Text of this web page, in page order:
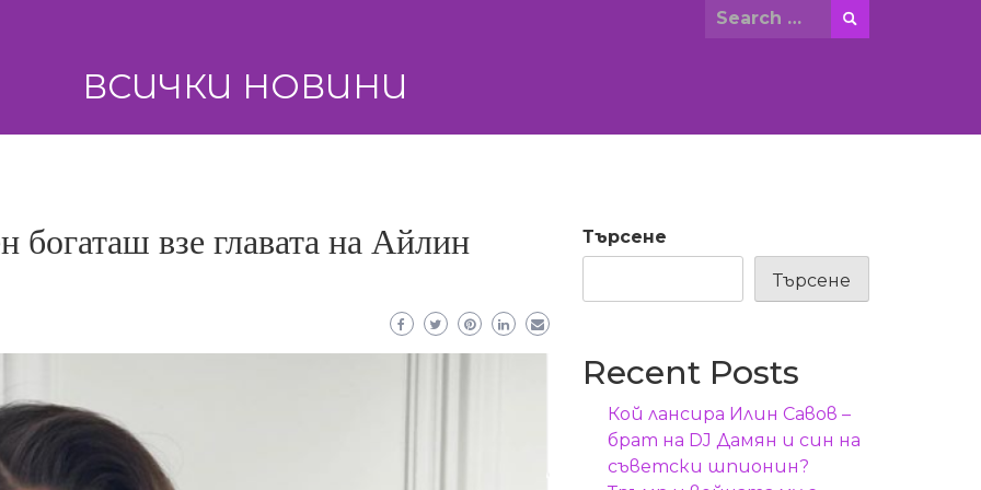
Search
ВСИЧКИ НОВИНИ
взе главата на Айлин Търсене
Търсене
Recent Posts
Кой лансира Илин Савов –
брат на DJ Дамян и син на
съветски шпионин?